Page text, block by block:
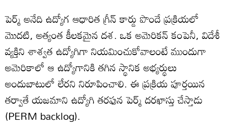
పెర్మ్ అనేది ఉద్యోగ ఆధారిత గ్రీన్ కార్డు పొందే ప్రక్రియలో
మొదటి, అత్యంత కీలకమైన దశ. ఒక అమెరికన్ కంపెనీ, విదేశీ
వ్యక్తిని శాశ్వత ఉద్యోగిగా నియమించుకోవాలంటే ముందుగా
అమెరికాలో ఆ ఉద్యోగానికి తగిన స్థానిక అభ్యర్థులు
అందుబాటులో లేరని నిరూపించాలి. ఈ ప్రక్రియ పూర్తయిన
తర్వాతే యజమాని ఉద్యోగి తరఫున పెర్మ్ దరఖాస్తు చేస్తాడు
(PERM backlog).